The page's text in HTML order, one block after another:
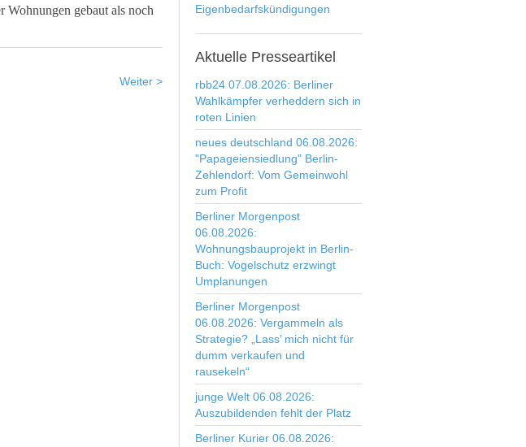
Wohnungen gebaut als noch
Weiter >
Eigenbedarfskündigungen
Aktuelle Presseartikel
rbb24 07.08.2026: Berliner
Wahlkämpfer verheddern sich in
roten Linien
neues deutschland 06.08.2026:
"Papageiensiedlung" Berlin-
Zehlendorf: Vom Gemeinwohl
zum Profit
Berliner Morgenpost
06.08.2026:
Wohnungsbauprojekt in Berlin-
Buch: Vogelschutz erzwingt
Umplanungen
Berliner Morgenpost
06.08.2026: Vergammeln als
Strategie? „Lass’ mich nicht für
dumm verkaufen und
rausekeln“
junge Welt 06.08.2026:
Auszubildenden fehlt der Platz
Berliner Kurier 06.08.2026: